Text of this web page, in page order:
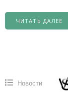
ЧИТАТЬ ДАЛЕЕ
Новости